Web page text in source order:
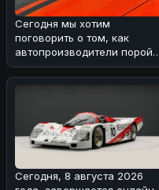
Сегодня мы хотим
поговорить о том, как
автопроизводители порой
хитрят с характеристиками
своих мощны
Сегодня, 8 августа 2026